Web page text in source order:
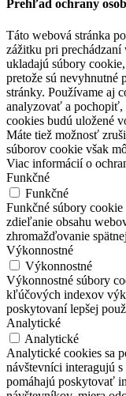
Prehľad ochrany
Táto webová stránka
zážitku pri
ukladajú súbory
pretože sú nevyhnutné
stránky. Používame aj
analyzovať a pochopiť,
cookies budú uložené
Máte tiež možnosť
súborov cookie však
Viac informácií o
Funkčné
Funkčné
Funkčné súbory
zdieľanie obsahu
zhromažďovanie
Výkonnostné
Výkonnostné
Výkonnostné súbory
kľúčových indexov
poskytovaní lepšej
Analytické
Analytické
Analytické cookies sa
návštevníci interagujú
pomáhajú poskytovať